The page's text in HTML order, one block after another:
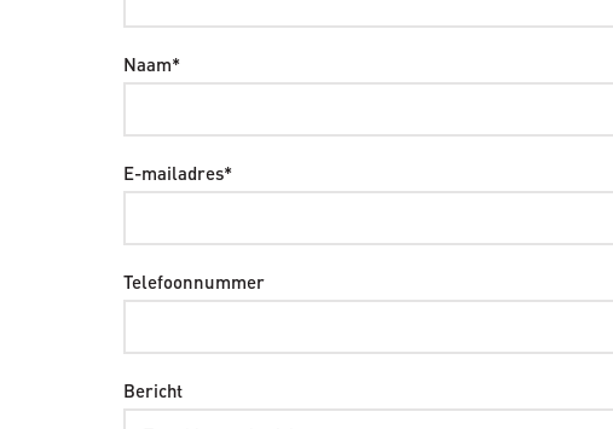
Naam*
E-mailadres*
Telefoonnummer
Bericht